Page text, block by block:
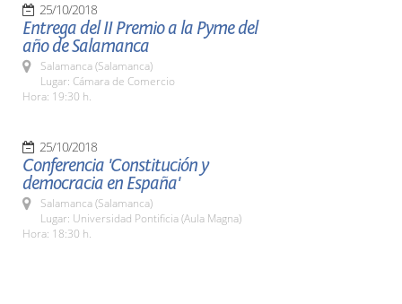
25/10/2018
Entrega del II Premio a la Pyme del
año de Salamanca
Salamanca (Salamanca)
Lugar: Cámara de Comercio
Hora: 19:30 h.
25/10/2018
Conferencia 'Constitución y
democracia en España'
Salamanca (Salamanca)
Lugar: Universidad Pontificia (Aula Magna)
Hora: 18:30 h.